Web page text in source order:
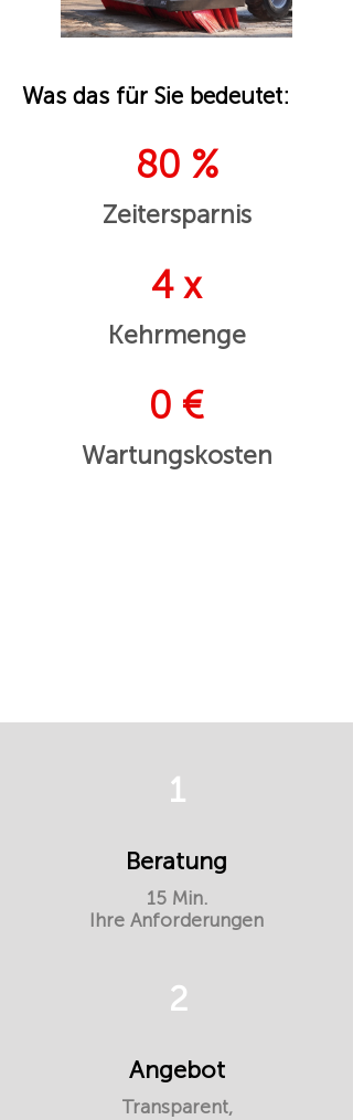
Was das für Sie bedeutet:
80 %
Zeitersparnis
4 x
Kehrmenge
0 €
Wartungskosten
1
Beratung
15 Min.
Ihre Anforderungen
2
Angebot
Transparent,